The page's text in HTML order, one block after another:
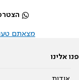
מצאתם
פנו אלינו